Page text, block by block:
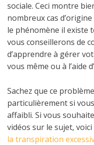
sociale. Ceci montre
nombreux cas
le phénomène il existe
vous conseillerons de
d’apprendre à gérer
vous même ou à l’aide
Sachez que ce
particulièrement si
affaibli. Si vous
vidéos sur le sujet, voici
la transpiration